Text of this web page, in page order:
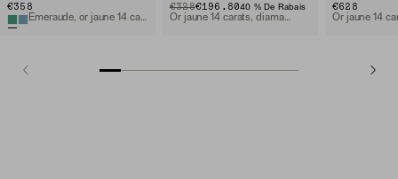
€358
Émeraude, or jaune 14 carats
ORIGINAL PRICE
€328
SALE PRICE€196.8040 % De Rabais
Or jaune 14 carats, diamant de laboratoire
€628